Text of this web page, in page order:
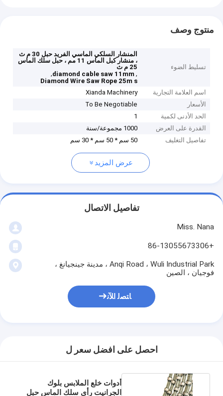
منتوج وصف
تسليط الضوء
المنشار السلكي الماسي الفريد حبل 30 م ث
، منشار كبل الماس 11 مم ، حبل سلك الماس
25 م ث
,
diamond cable saw 11mm
,
Diamond Wire Saw Rope 25m s
اسم العلامة التجارية
Xianda Machinery
الأسعار
To Be Negotiable
الحد الأدنى لكمية
1
القدرة على العرض
1000 مجموعة/سنة
تفاصيل التغليف
50 سم * 50 سم * 30 سم
عرض المزيد
تفاصيل الاتصال
Miss. Nana
+86-13055673306
Anqi Road ، Wuli Industrial Park ، مدينة جينجيانغ ،
فوجيان ، الصين
ﺎﺘﺼﻟ ﺍﻶﻧ
احصل على افضل سعر ل
أدوات خلع الملابس بلوك
الجرانيت رأى سلك الماس حبل